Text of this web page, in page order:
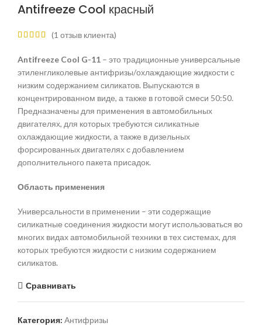
Antifreeze Cool красный
(1 отзыв клиента)
Antifreeze Cool G-11 – это традиционные универсальные
этиленгликолевые антифризы/охлаждающие жидкости с
низким содержанием силикатов. Выпускаются в
концентрированном виде, а также в готовой смеси 50:50.
Предназначены для применения в автомобильных
двигателях, для которых требуются силикатные
охлаждающие жидкости, а также в дизельных
форсированных двигателях с добавлением
дополнительного пакета присадок.
Область применения
Универсальности в применении – эти содержащие
силикатные соединения жидкости могут использоваться во
многих видах автомобильной техники в тех системах, для
которых требуются жидкости с низким содержанием
силикатов.
Сравнивать
Категория: Антифризы